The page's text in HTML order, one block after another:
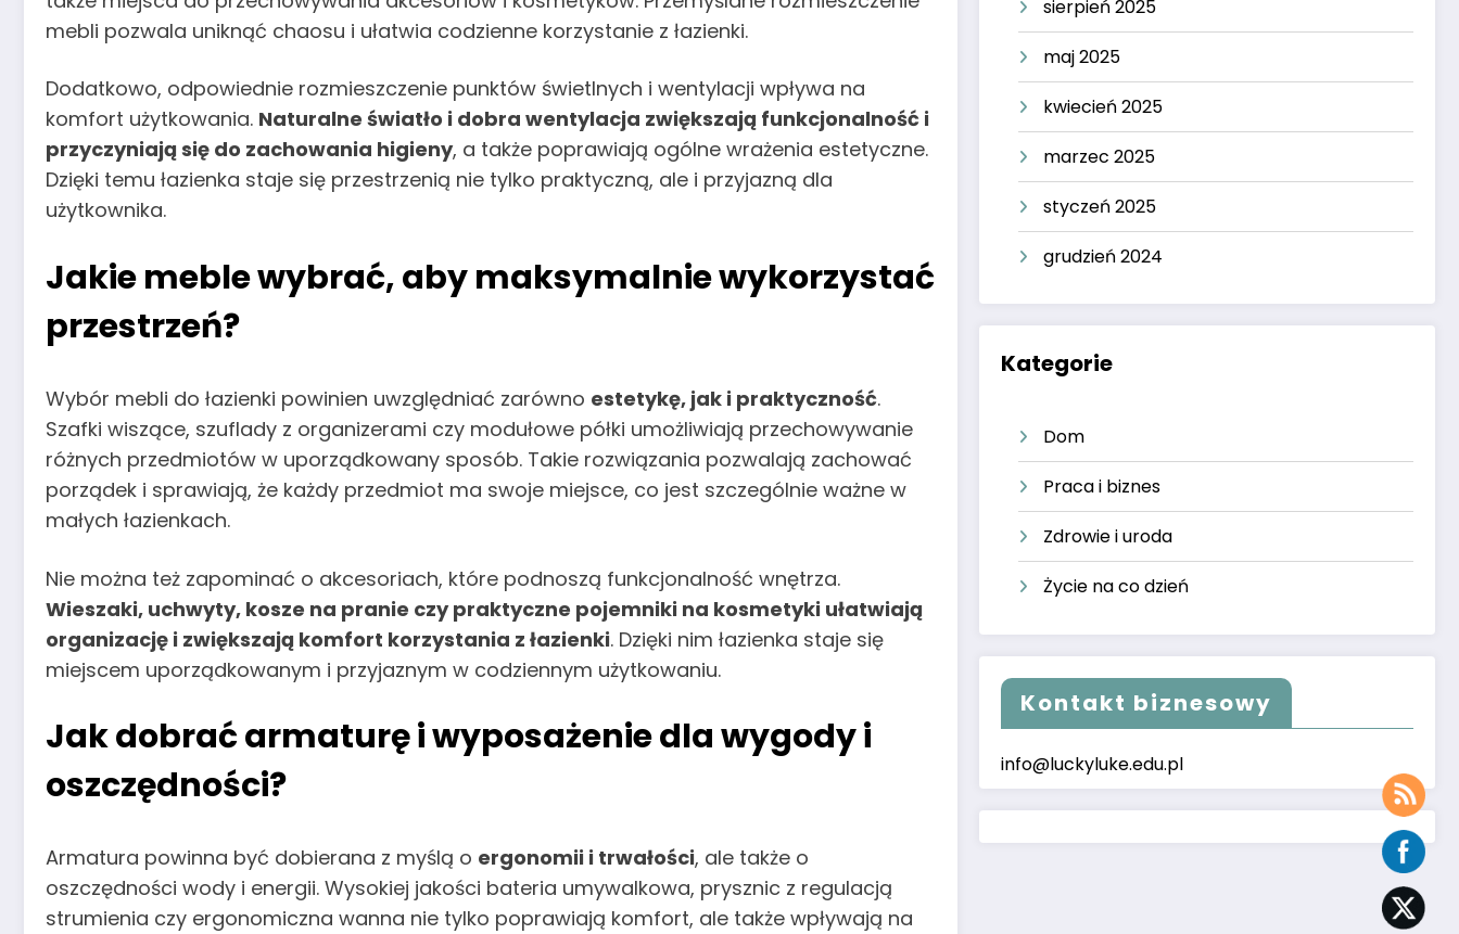
mebli pozwala uniknąć chaosu i ułatwia codzienne korzystanie z łazienki.
Dodatkowo, odpowiednie rozmieszczenie punktów świetlnych i wentylacji wpływa na
komfort użytkowania. Naturalne światło i dobra wentylacja zwiększają funkcjonalność i
przyczyniają się do zachowania higieny, a także poprawiają ogólne wrażenia estetyczne.
Dzięki temu łazienka staje się przestrzenią nie tylko praktyczną, ale i przyjazną dla
użytkownika.
Jakie meble wybrać, aby maksymalnie wykorzystać
przestrzeń?
Wybór mebli do łazienki powinien uwzględniać zarówno estetykę, jak i praktyczność.
Szafki wiszące, szuflady z organizerami czy modułowe półki umożliwiają przechowywanie
różnych przedmiotów w uporządkowany sposób. Takie rozwiązania pozwalają zachować
porządek i sprawiają, że każdy przedmiot ma swoje miejsce, co jest szczególnie ważne w
małych łazienkach.
Nie można też zapominać o akcesoriach, które podnoszą funkcjonalność wnętrza.
Wieszaki, uchwyty, kosze na pranie czy praktyczne pojemniki na kosmetyki ułatwiają
organizację i zwiększają komfort korzystania z łazienki. Dzięki nim łazienka staje się
miejscem uporządkowanym i przyjaznym w codziennym użytkowaniu.
Jak dobrać armaturę i wyposażenie dla wygody i
oszczędności?
Armatura powinna być dobierana z myślą o ergonomii i trwałości, ale także o
oszczędności wody i energii. Wysokiej jakości bateria umywalkowa, prysznic z regulacją
strumienia czy ergonomiczna wanna nie tylko poprawiają komfort, ale także wpływają na
sierpień 2025
maj 2025
kwiecień 2025
marzec 2025
styczeń 2025
grudzień 2024
Kategorie
Dom
Praca i biznes
Zdrowie i uroda
Życie na co dzień
Kontakt biznesowy
info@luckyluke.edu.pl